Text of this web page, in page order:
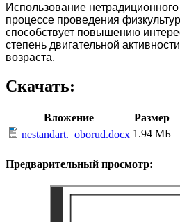
Использование
процессе проведения
способствует повышению
степень двигательной
возраста.
Скачать:
Вложение
Размер
nestandart._oborud.docx 1.94 МБ
Предварительный просмотр: